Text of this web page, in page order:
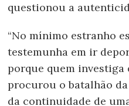
questionou a
“No mínimo estranho
testemunha em ir
porque quem investiga
procurou o batalhão da
da continuidade de